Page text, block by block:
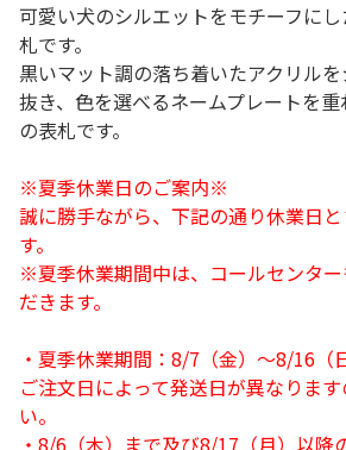
可愛い犬のシルエットをモチーフに
札です。
黒いマット調の落ち着いたアクリル
抜き、色を選べるネームプレートを
の表札です。
※夏季休業日のご案内※
誠に勝手ながら、下記の通り休業日
す。
※夏季休業期間中は、コールセンタ
だきます。
・夏季休業期間：8/7（金）～8/16（日
ご注文日によって発送日が異なりま
い。
・8/6（木）まで及び8/17（月）以降